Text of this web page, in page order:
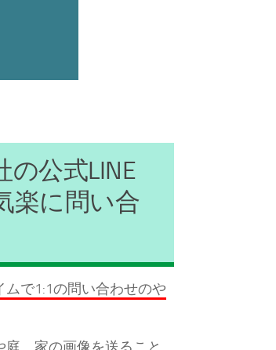
公式LINE
楽に問い合
で1:1の問い合わせのや